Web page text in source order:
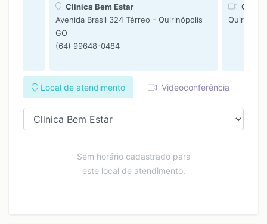
Clinica Bem Estar
Avenida Brasil 324 Térreo - Quirinópolis
GO
(64) 99648-0484
On
Local de atendimento Videoconferência
Sem horário cadastrado para
este local de atendimento.